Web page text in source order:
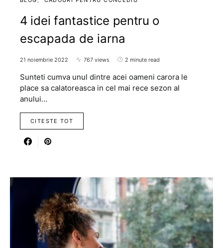
4 idei fantastice pentru o
escapada de iarna
21 noiembrie 2022 767 views 2 minute read
Sunteti cumva unul dintre acei oameni carora le
place sa calatoreasca in cel mai rece sezon al
anului…
CITESTE TOT